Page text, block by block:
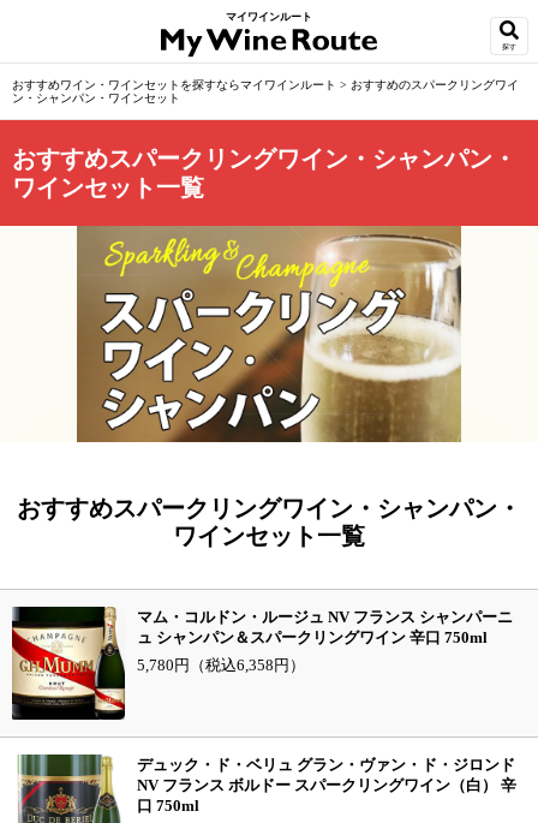
マイワインルート
探す
おすすめワイン・ワインセットを探すならマイワインルート > おすすめのスパークリングワイ
ン・シャンパン・ワインセット
おすすめスパークリングワイン・シャンパン・
ワインセット一覧
おすすめスパークリングワイン・シャンパン・
ワインセット一覧
マム・コルドン・ルージュ NV フランス シャンパーニ
ュ シャンパン＆スパークリングワイン 辛口 750ml
5,780円（税込6,358円）
デュック・ド・ベリュ グラン・ヴァン・ド・ジロンド
NV フランス ボルドー スパークリングワイン（白） 辛
口 750ml